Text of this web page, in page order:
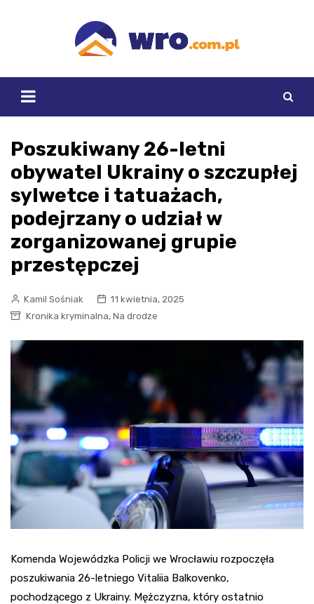
Poszukiwany 26-letni
obywatel Ukrainy o szczupłej
sylwetce i tatuażach,
podejrzany o udział w
zorganizowanej grupie
przestępczej
Kamil Sośniak
11 kwietnia, 2025
Kronika kryminalna, Na drodze
Komenda Wojewódzka Policji we Wrocławiu rozpoczęła
poszukiwania 26-letniego Vitaliia Balkovenko,
pochodzącego z Ukrainy. Mężczyzna, który ostatnio